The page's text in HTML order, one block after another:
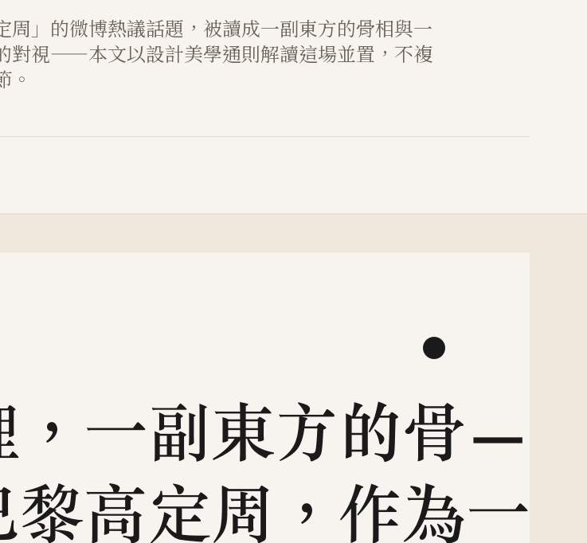
周」的微博熱議話題，被讀成一副東方的骨相與一
對視——本文以設計美學通則解讀這場並置，不複
。